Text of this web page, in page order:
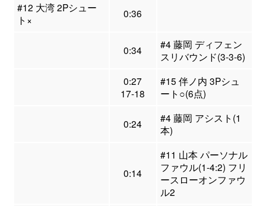
#12 大湾 2Pシュー
ト×
0:36
0:34
#4 藤岡 ディフェン
スリバウンド(3-3-6)
0:27
17-18
#15 伴ノ内 3Pシュ
ート○(6点)
0:24
#4 藤岡 アシスト(1
本)
0:14
#11 山本 パーソナル
ファウル(1-4:2) フリ
ースローオンファウ
ル2